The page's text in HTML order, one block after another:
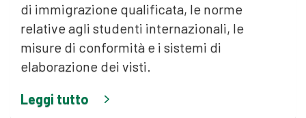
di immigrazione qualificata, le norme
relative agli studenti internazionali, le
misure di conformità e i sistemi di
elaborazione dei visti.
Leggi tutto